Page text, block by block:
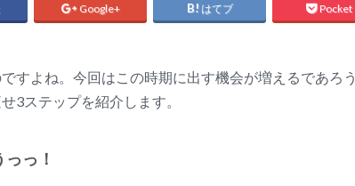
Google+ はてブ Pocket
すよね。今回はこの時期に出す機会が増えるであろう
3ステップを紹介します。
っ！